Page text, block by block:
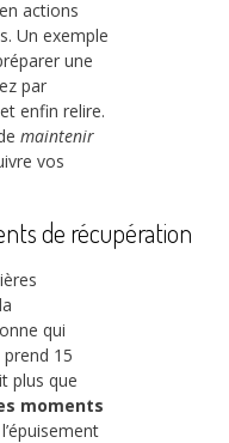
actions
Un exemple
une
par
enfin relire.
maintenir
vos
de récupération
qui
15
plus que
moments